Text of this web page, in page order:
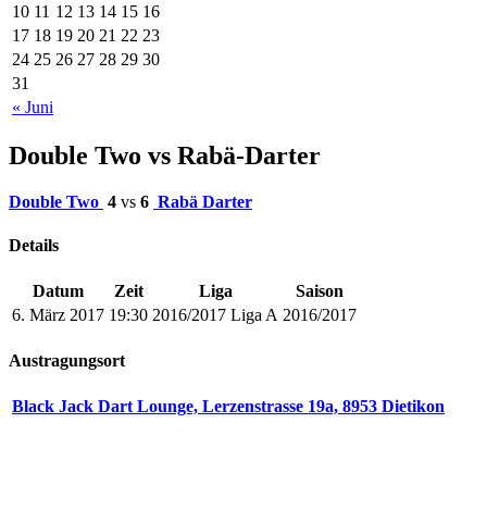
« Juni
10 11 12 13 14 15 16
17 18 19 20 21 22 23
24 25 26 27 28 29 30
31
Double Two vs Rabä-Darter
Double Two 4 vs 6 Rabä Darter
Details
Datum Zeit Liga
Saison
6. März 2017 19:30 2016/2017 Liga A 2016/2017
Austragungsort
Black Jack Dart Lounge, Lerzenstrasse 19a, 8953 Dietikon